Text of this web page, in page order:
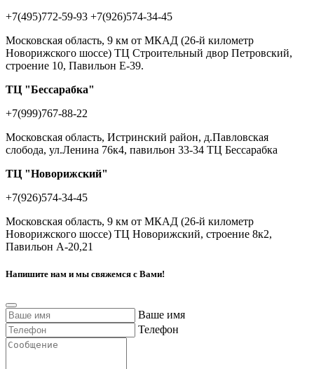
+7(495)772-59-93 +7(926)574-34-45
Московская область, 9 км от МКАД (26-й километр
Новорижского шоссе) ТЦ Строительный двор Петровский,
строение 10, Павильон Е-39.
ТЦ "Бессарабка"
+7(999)767-88-22
Московская область, Истринский район, д.Павловская
слобода, ул.Ленина 76к4, павильон 33-34 ТЦ Бессарабка
ТЦ "Новорижский"
+7(926)574-34-45
Московская область, 9 км от МКАД (26-й километр
Новорижского шоссе) ТЦ Новорижский, строение 8к2,
Павильон А-20,21
Напишите нам и мы свяжемся с Вами!
Ваше имя
Телефон